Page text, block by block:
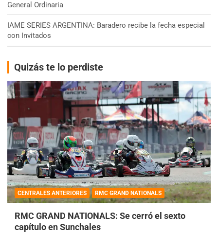
General Ordinaria
IAME SERIES ARGENTINA: Baradero recibe la fecha especial
con Invitados
Quizás te lo perdiste
CENTRALES ANTERIORES RMC GRAND NATIONALS
RMC GRAND NATIONALS: Se cerró el sexto
capítulo en Sunchales